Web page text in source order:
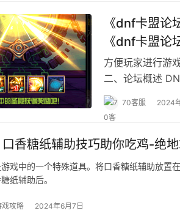
《dnf卡盟论
《dnf卡盟论
方便玩家进行游
二、论坛概述
流的平台。
70客服 2024
香糖纸辅助技巧助你吃鸡-绝
戏中的一个特殊道具。将口香糖纸辅助放置
纸辅助后。
戏攻略 2024年6月7日